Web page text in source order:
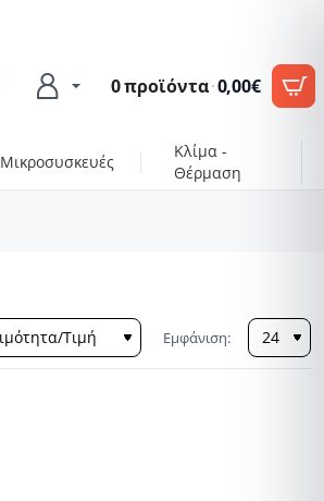
0 προϊόντα·0,00€
Μικροσυσκευές
Κλίμα -
Θέρμαση
Εμφάνιση: